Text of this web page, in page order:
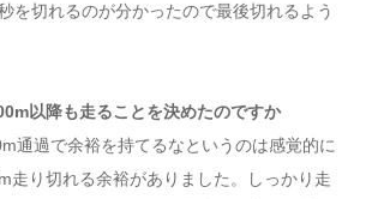
を切れるのが分かったので最後切れるよう
以降も走ることを決めたのですか
通過で余裕を持てるなというのは感覚的に
走り切れる余裕がありました。しっかり走